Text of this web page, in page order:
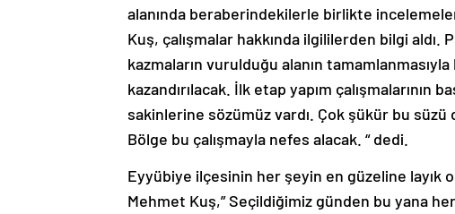
alanında beraberindekilerle birlikte
Kuş, çalışmalar hakkında ilgililerden bilgi aldı.
kazmaların vurulduğu alanın
kazandırılacak. İlk etap yapım çalışmalarının
sakinlerine sözümüz vardı. Çok şükür bu
Bölge bu çalışmayla nefes alacak. “ dedi.
Eyyübiye ilçesinin her şeyin en güzeline layık
Mehmet Kuş,” Seçildiğimiz günden bu yana